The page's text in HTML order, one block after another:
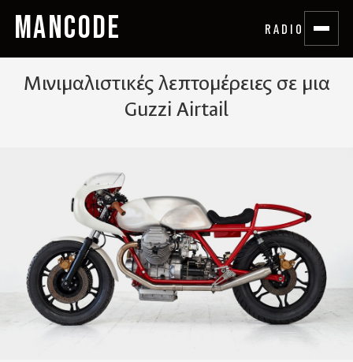
MANCODE RADIO
Μινιμαλιστικές λεπτομέρειες σε μια
Guzzi Airtail